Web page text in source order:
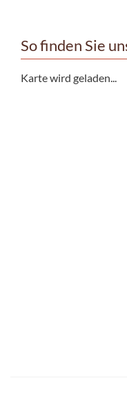
So finden Sie
Karte wird geladen...